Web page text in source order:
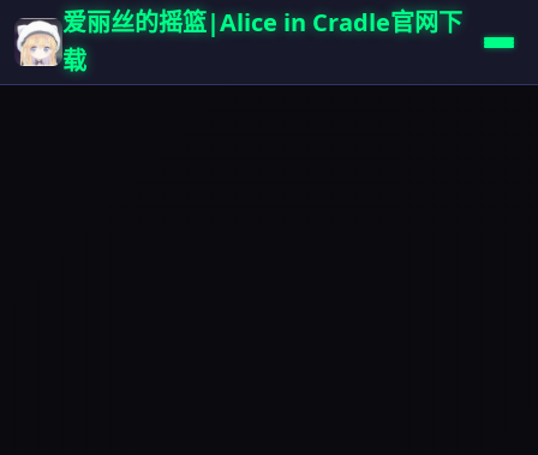
爱丽丝的摇篮|Alice in Cradle官网下
载